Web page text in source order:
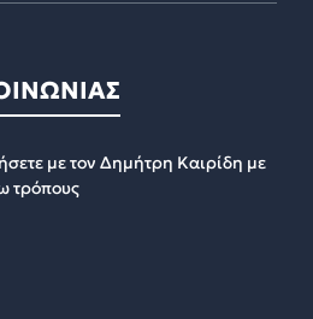
με τον Δημήτρη Καιρίδη με
τρόπους